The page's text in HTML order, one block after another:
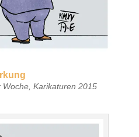
Woche, Karikaturen 2015